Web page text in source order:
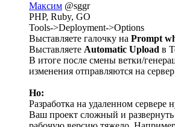
Максим @sggr
PHP, Ruby, GO
Tools->Deployment->Options
Выставляете галочку на Prompt
Выставляете Automatic Upload в
В итоге после смены ветки/
изменения отправляются на
Но:
Разработка на удаленном сервере
Ваш проект сложный и